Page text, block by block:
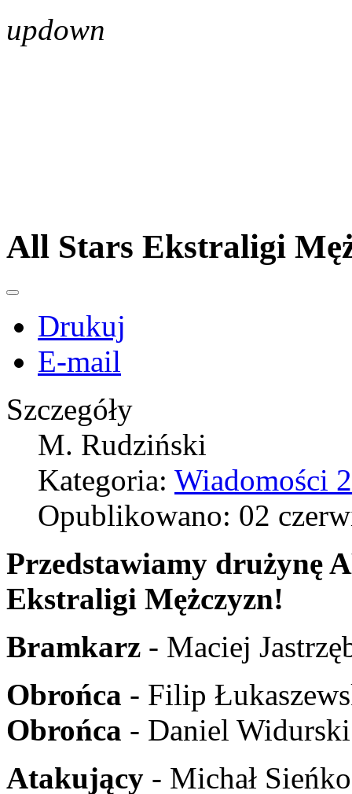
updown
All Stars Ekstraligi
Drukuj
E-mail
Szczegóły
M. Rudziński
Kategoria: Wiadomości
Opublikowano: 02
Przedstawiamy drużynę
Ekstraligi Mężczyzn!
Bramkarz - Maciej
Obrońca - Filip
Obrońca - Daniel
Atakujący - Michał